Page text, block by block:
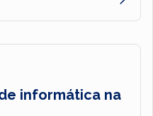
informática na